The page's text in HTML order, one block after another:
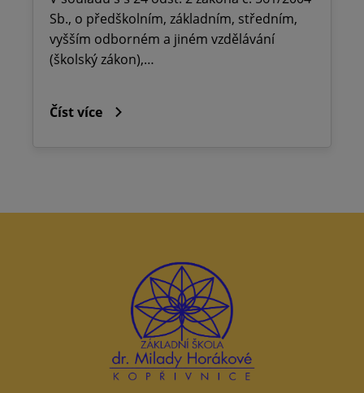
Sb., o předškolním, základním, středním,
vyšším odborném a jiném vzdělávání
(školský zákon),…
Číst více